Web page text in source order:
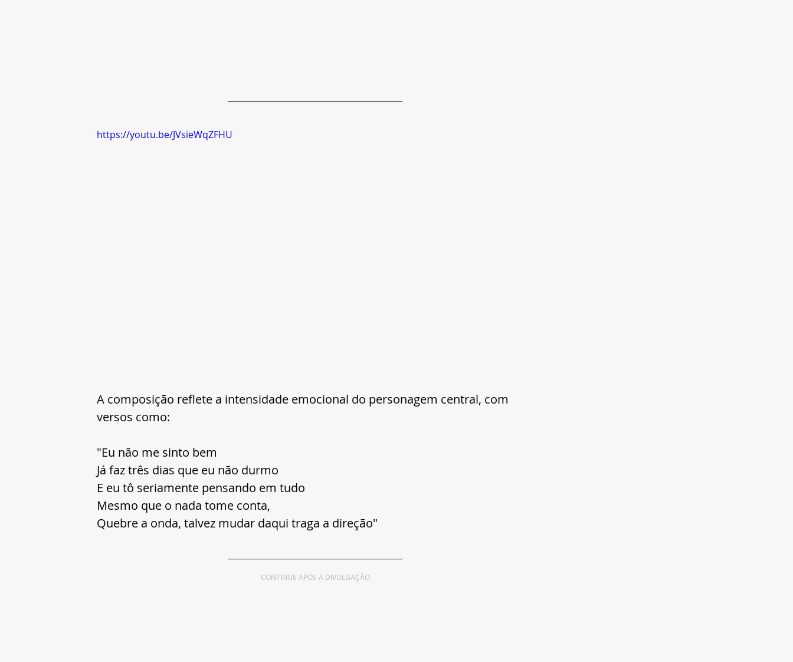
https://youtu.be/JVsieWqZFHU
A composição reflete a intensidade emocional do personagem central, com
versos como:
"Eu não me sinto bem
Já faz três dias que eu não durmo
E eu tô seriamente pensando em tudo
Mesmo que o nada tome conta,
Quebre a onda, talvez mudar daqui traga a direção"
CONTINUE APÓS A DIVULGAÇÃO